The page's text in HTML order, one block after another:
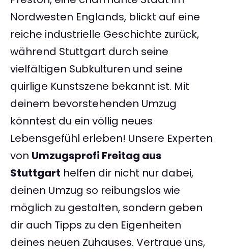
Nordwesten Englands, blickt auf eine
reiche industrielle Geschichte zurück,
während Stuttgart durch seine
vielfältigen Subkulturen und seine
quirlige Kunstszene bekannt ist. Mit
deinem bevorstehenden Umzug
könntest du ein völlig neues
Lebensgefühl erleben! Unsere Experten
von Umzugsprofi Freitag aus
Stuttgart helfen dir nicht nur dabei,
deinen Umzug so reibungslos wie
möglich zu gestalten, sondern geben
dir auch Tipps zu den Eigenheiten
deines neuen Zuhauses. Vertraue uns,